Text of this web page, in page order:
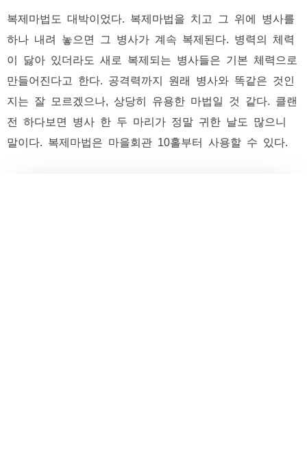
복제마법도 대박이었다. 복제마법을 치고 그 위에 병사를
하나 내려 놓으면 그 병사가 계속 복제된다. 병력의 체력
이 닳아 있더라도 새로 복제되는 병사들은 기본 체력으로
만들어진다고 한다. 공격력까지 원래 병사와 똑같은 것인
지는 잘 모르겠으나, 상당히 유용한 마법일 것 같다. 클랜
전 하다보면 병사 한 두 마리가 정말 귀한 날도 많으니
말이다. 복제마법은 마을회관 10홀부터 사용할 수 있다.